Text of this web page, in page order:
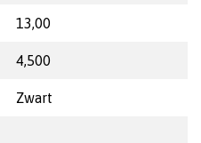
13,00
4,500
Zwart